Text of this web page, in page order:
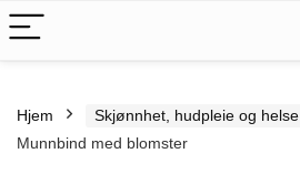
Hjem Skjønnhet, hudpleie og helse
Munnbind med blomster